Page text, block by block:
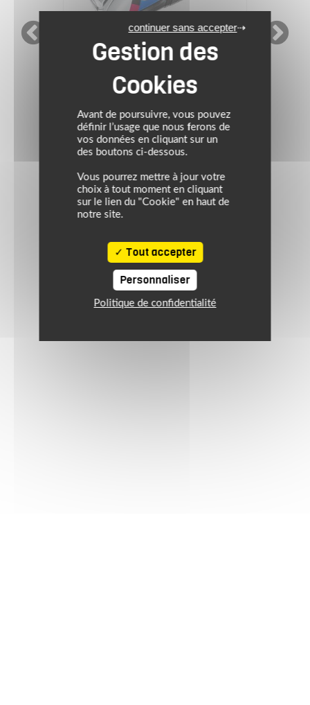
HJC RPHA
MC21
499.90 €
Avant de poursuivre, vous pouvez
définir l’usage que nous ferons de
vos données en cliquant sur un
des boutons ci-dessous.
Vous pourrez mettre à jour votre
choix à tout moment en cliquant
sur le lien du "Cookie" en haut de
notre site.
Tout accepter
continuer sans accepter
Personnaliser
Politique de confidentialité